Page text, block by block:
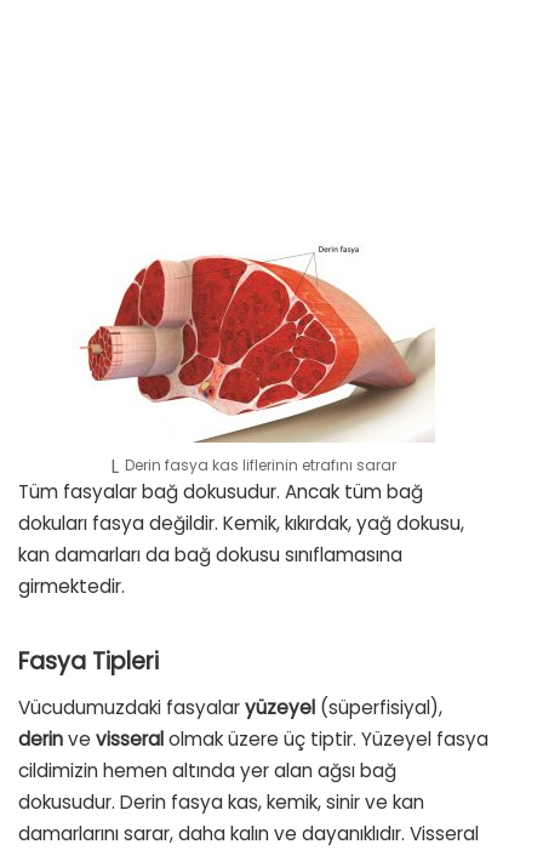
Derin fasya kas liflerinin etrafını sarar
Tüm fasyalar bağ dokusudur. Ancak tüm bağ
dokuları fasya değildir. Kemik, kıkırdak, yağ dokusu,
kan damarları da bağ dokusu sınıflamasına
girmektedir.
Fasya Tipleri
Vücudumuzdaki fasyalaryüzeyel (süperfisiyal),
derinve visseralolmak üzere üç tiptir. Yüzeyel fasya
cildimizin hemen altında yer alan ağsı bağ
dokusudur. Derin fasya kas, kemik, sinir ve kan
damarlarını sarar, daha kalın ve dayanıklıdır. Visseral